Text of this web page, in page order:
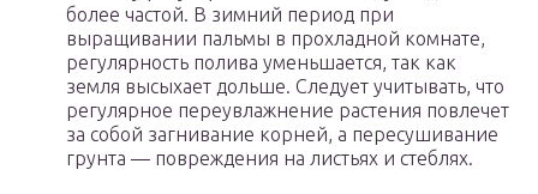
более частой. В зимний период при
выращивании пальмы в прохладной комнате,
регулярность полива уменьшается, так как
земля высыхает дольше. Следует учитывать, что
регулярное переувлажнение растения повлечет
за собой загнивание корней, а пересушивание
грунта — повреждения на листьях и стеблях.